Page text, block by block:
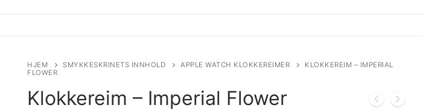
HJEM SMYKKESKRINETS INNHOLD APPLE WATCH KLOKKEREIMER
KLOKKEREIM – IMPERIAL
FLOWER
Klokkereim – Imperial Flower